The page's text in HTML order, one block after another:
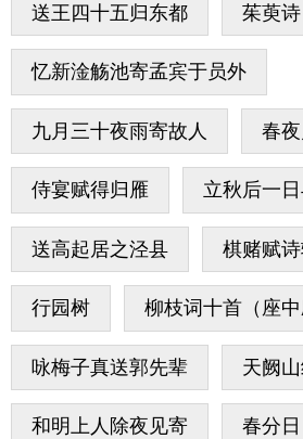
送王四十五归东都 茱萸诗
忆新淦觞池寄孟宾于员外
九月三十夜雨寄故人 春夜
侍宴赋得归雁 立秋后一
送高起居之泾县 棋赌赋诗
行园树 柳枝词十首（座中
咏梅子真送郭先辈 天阙
和明上人除夜见寄 春分日